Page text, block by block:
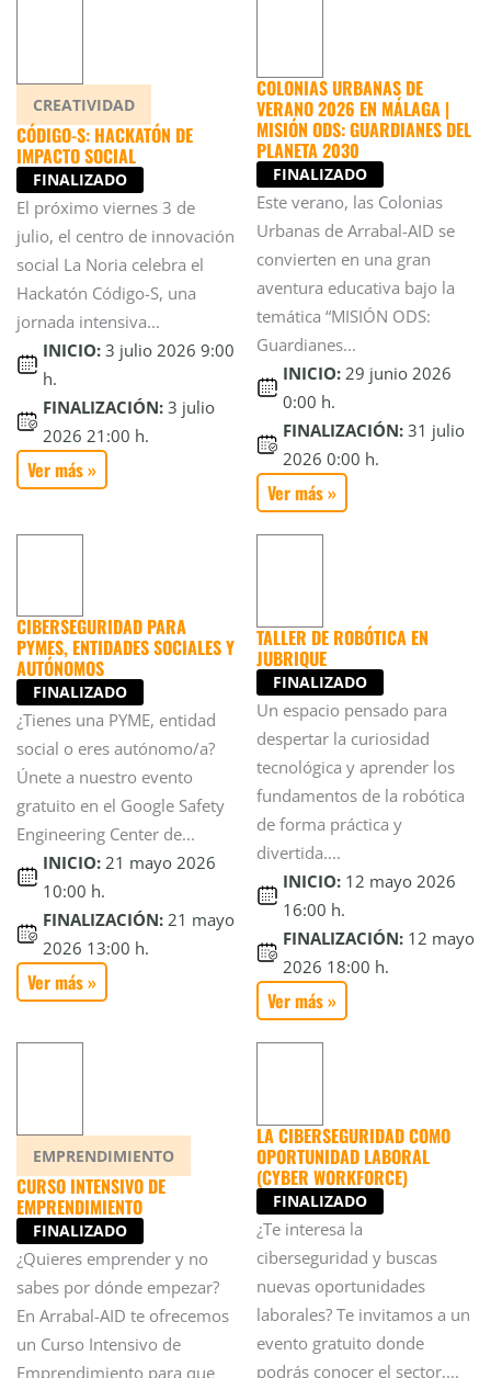
CREATIVIDAD
CÓDIGO-S: HACKATÓN DE
IMPACTO SOCIAL
FINALIZADO
El próximo viernes 3 de
julio, el centro de innovación
social La Noria celebra el
Hackatón Código-S, una
jornada intensiva...
INICIO: 3 julio 2026 9:00
h.
FINALIZACIÓN: 3 julio
2026 21:00 h.
Ver más »
COLONIAS URBANAS DE
VERANO 2026 EN MÁLAGA |
MISIÓN ODS: GUARDIANES DEL
PLANETA 2030
FINALIZADO
Este verano, las Colonias
Urbanas de Arrabal-AID se
convierten en una gran
aventura educativa bajo la
temática “MISIÓN ODS:
Guardianes...
INICIO: 29 junio 2026
0:00 h.
FINALIZACIÓN: 31 julio
2026 0:00 h.
Ver más »
CIBERSEGURIDAD PARA
PYMES, ENTIDADES SOCIALES Y
AUTÓNOMOS
FINALIZADO
¿Tienes una PYME, entidad
social o eres autónomo/a?
Únete a nuestro evento
gratuito en el Google Safety
Engineering Center de...
INICIO: 21 mayo 2026
10:00 h.
FINALIZACIÓN: 21 mayo
2026 13:00 h.
Ver más »
TALLER DE ROBÓTICA EN
JUBRIQUE
FINALIZADO
Un espacio pensado para
despertar la curiosidad
tecnológica y aprender los
fundamentos de la robótica
de forma práctica y
divertida....
INICIO: 12 mayo 2026
16:00 h.
FINALIZACIÓN: 12 mayo
2026 18:00 h.
Ver más »
EMPRENDIMIENTO
CURSO INTENSIVO DE
EMPRENDIMIENTO
FINALIZADO
¿Quieres emprender y no
sabes por dónde empezar?
En Arrabal-AID te ofrecemos
un Curso Intensivo de
Emprendimiento para que
LA CIBERSEGURIDAD COMO
OPORTUNIDAD LABORAL
(CYBER WORKFORCE)
FINALIZADO
¿Te interesa la
ciberseguridad y buscas
nuevas oportunidades
laborales? Te invitamos a un
evento gratuito donde
podrás conocer el sector,...